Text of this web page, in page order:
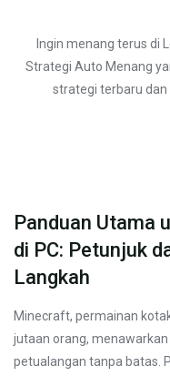
Ingin menang terus di
Strategi Auto Menang
strategi terbaru dan
Panduan Utama
di PC: Petunjuk
Langkah
Minecraft, permainan
jutaan orang,
petualangan tanpa batas.